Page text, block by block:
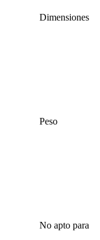
Dimensiones
Peso
No apto para